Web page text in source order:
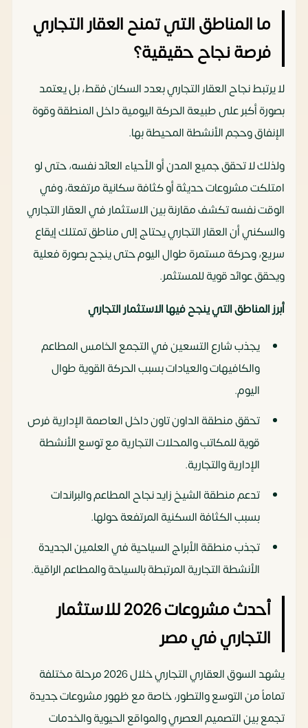
ما المناطق التي تمنح العقار التجاري
فرصة نجاح حقيقية؟
لا يرتبط نجاح العقار التجاري بعدد السكان فقط، بل يعتمد
بصورة أكبر على طبيعة الحركة اليومية داخل المنطقة وقوة
الإنفاق وحجم الأنشطة المحيطة بها.
ولذلك لا تحقق جميع المدن أو الأحياء العائد نفسه، حتى لو
امتلكت مشروعات حديثة أو كثافة سكانية مرتفعة، وفي
الوقت نفسه تكشف مقارنة بين الاستثمار في العقار التجاري
والسكني أن العقار التجاري يحتاج إلى مناطق تمتلك إيقاع
سريع، وحركة مستمرة طوال اليوم حتى ينجح بصورة فعلية
ويحقق عوائد قوية للمستثمر.
أبرز المناطق التي ينجح فيها الاستثمار التجاري
يجذب شارع التسعين في التجمع الخامس المطاعم
والكافيهات والعيادات بسبب الحركة القوية طوال
اليوم.
تحقق منطقة الداون تاون داخل العاصمة الإدارية فرص
قوية للمكاتب والمحلات التجارية مع توسع الأنشطة
الإدارية والتجارية.
تدعم منطقة الشيخ زايد نجاح المطاعم والبراندات
بسبب الكثافة السكنية المرتفعة حولها.
تجذب منطقة الأبراج السياحية في العلمين الجديدة
الأنشطة التجارية المرتبطة بالسياحة والمطاعم الراقية.
أحدث مشروعات 2026 للاستثمار
التجاري في مصر
يشهد السوق العقاري التجاري خلال 2026 مرحلة مختلفة
تماماً من التوسع والتطور، خاصة مع ظهور مشروعات جديدة
تجمع بين التصميم العصري والمواقع الحيوية والخدمات